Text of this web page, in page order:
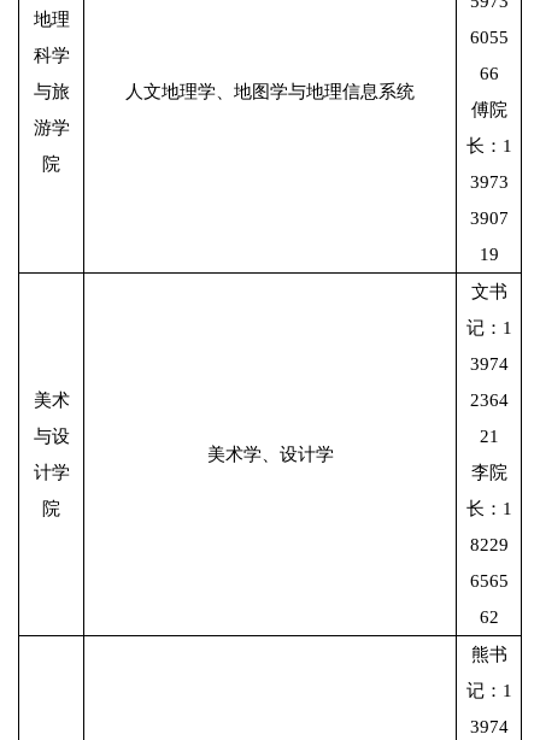
地理
科学
与旅
游学
院
人文地理学、地图学与地理信息系统
6055
66
傅院
长：1
3973
3907
19
美术
与设
计学
院
美术学、设计学
文书
记：1
3974
2364
21
李院
长：1
8229
6565
62
熊书
记：1
3974